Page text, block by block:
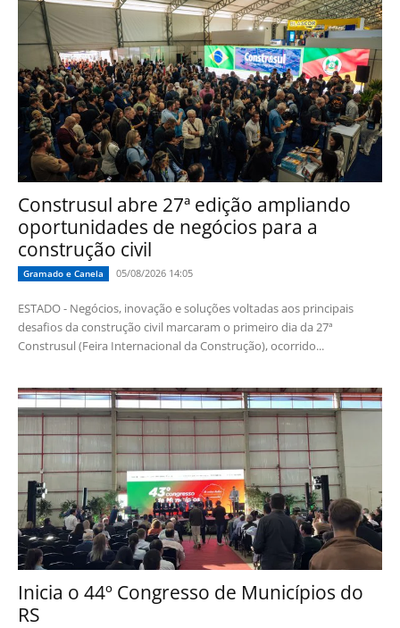
Construsul abre 27ª edição ampliando
oportunidades de negócios para a
construção civil
Gramado e Canela 05/08/2026 14:05
ESTADO - Negócios, inovação e soluções voltadas aos principais
desafios da construção civil marcaram o primeiro dia da 27ª
Construsul (Feira Internacional da Construção), ocorrido...
Inicia o 44º Congresso de Municípios do
RS